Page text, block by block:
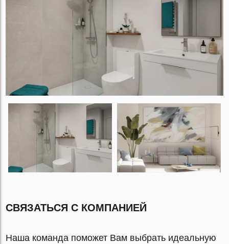
СВЯЗАТЬСЯ С КОМПАНИЕЙ
Наша команда поможет Вам выбрать идеальную